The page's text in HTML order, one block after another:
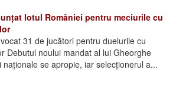
lotul României pentru meciurile cu
31 de jucători pentru duelurile cu
Debutul noului mandat al lui Gheorghe
naționale se apropie, iar selecționerul a...